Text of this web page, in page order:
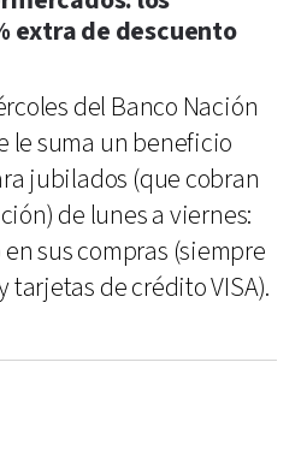
extra de descuento
del Banco Nación
le suma un beneficio
jubilados (que cobran
de lunes a viernes:
sus compras (siempre
tarjetas de crédito VISA).